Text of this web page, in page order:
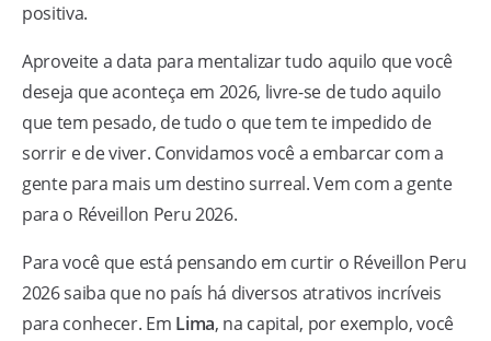
positiva.
Aproveite a data para mentalizar tudo aquilo que você
deseja que aconteça em 2026, livre-se de tudo aquilo
que tem pesado, de tudo o que tem te impedido de
sorrir e de viver. Convidamos você a embarcar com a
gente para mais um destino surreal. Vem com a gente
para o Réveillon Peru 2026.
Para você que está pensando em curtir o Réveillon Peru
2026 saiba que no país há diversos atrativos incríveis
para conhecer. Em Lima, na capital, por exemplo, você